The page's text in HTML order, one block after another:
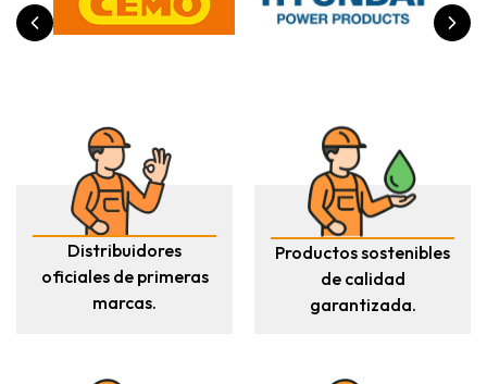
Distribuidores
oficiales de primeras
marcas.
Productos sostenibles
de calidad
garantizada.